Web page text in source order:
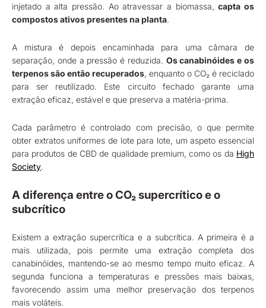
injetado a alta pressão. Ao atravessar a biomassa,capta os
compostos ativos presentes na planta.
A mistura é depois encaminhada para uma câmara de
separação, onde a pressão é reduzida. Os canabinóides e os
terpenos são então recuperados, enquanto o CO₂ é reciclado
para ser reutilizado. Este circuito fechado garante uma
extração eficaz, estável e que preserva a matéria-prima.
Cada parâmetro é controlado com precisão, o que permite
obter extratos uniformes de lote para lote, um aspeto essencial
para produtos de CBD de qualidade premium, como os da High
Society.
A diferença entre o CO₂ supercrítico e o
subcrítico
Existem a extração supercrítica e a subcrítica. A primeira é a
mais utilizada, pois permite uma extração completa dos
canabinóides, mantendo-se ao mesmo tempo muito eficaz. A
segunda funciona a temperaturas e pressões mais baixas,
favorecendo assim uma melhor preservação dos terpenos
mais voláteis.